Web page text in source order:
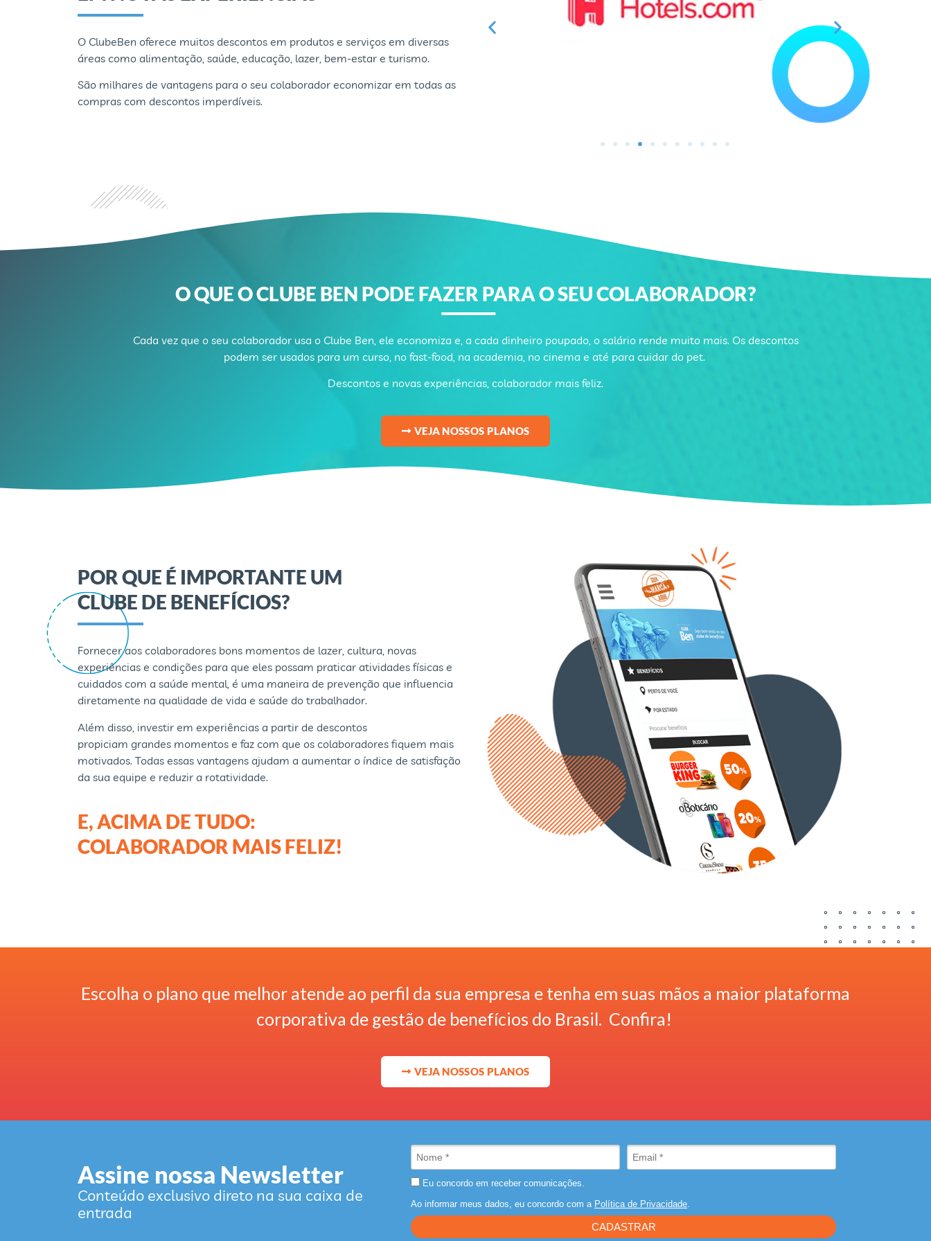
O ClubeBen oferece muitos descontos em produtos e serviços em diversas
áreas como alimentação, saúde, educação, lazer, bem-estar e turismo.
São milhares de vantagens para o seu colaborador economizar em todas as
compras com descontos imperdíveis.
O QUE O CLUBE BEN PODE FAZER PARA O SEU COLABORADOR?
Cada vez que o seu colaborador usa o Clube Ben, ele economiza e, a cada dinheiro poupado, o salário rende muito mais. Os descontos
podem ser usados para um curso, no fast-food, na academia, no cinema e até para cuidar do pet.
Descontos e novas experiências, colaborador mais feliz.
VEJA NOSSOS PLANOS
POR QUE É IMPORTANTE UM
CLUBE DE BENEFÍCIOS?
Fornecer aos colaboradores bons momentos de lazer, cultura, novas
experiências e condições para que eles possam praticar atividades físicas e
cuidados com a saúde mental, é uma maneira de prevenção que influencia
diretamente na qualidade de vida e saúde do trabalhador.
Além disso, investir em experiências a partir de descontos
propiciam grandes momentos e faz com que os colaboradores fiquem mais
motivados. Todas essas vantagens ajudam a aumentar o índice de satisfação
da sua equipe e reduzir a rotatividade.
E, ACIMA DE TUDO:
COLABORADOR MAIS FELIZ!
Escolha o plano que melhor atende ao perfil da sua empresa e tenha em suas mãos a maior plataforma
corporativa de gestão de benefícios do Brasil. Confira!
VEJA NOSSOS PLANOS
Assine nossa Newsletter
Conteúdo exclusivo direto na sua caixa de
entrada
Eu concordo em receber comunicações.
Ao informar meus dados, eu concordo com a Política de Privacidade.
CADASTRAR